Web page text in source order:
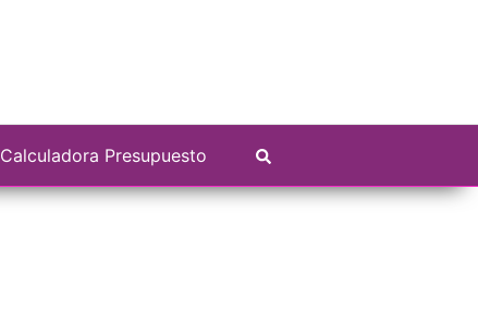
Calculadora Presupuesto